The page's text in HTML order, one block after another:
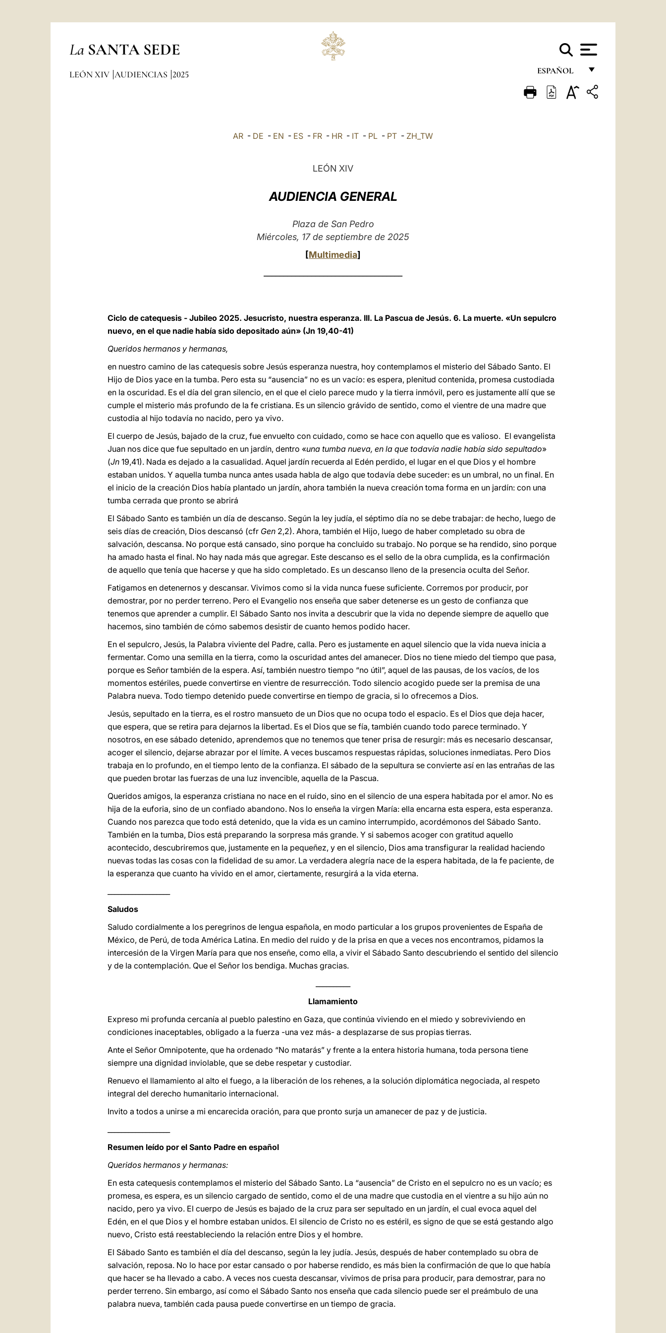
La SANTA SEDE
ESPAÑOL
FRANÇAIS
LEÓN XIV AUDIENCIAS 2025
AR - DE - EN - ES - FR - HR - IT - PL - PT - ZH_TW
LEÓN XIV
AUDIENCIA GENERAL
Plaza de San Pedro
Miércoles, 17 de septiembre de 2025
[Multimedia]
Ciclo de catequesis - Jubileo 2025. Jesucristo, nuestra esperanza. III. La Pascua de Jesús. 6. La muerte. «Un sepulcro
nuevo, en el que nadie había sido depositado aún» (Jn 19,40-41)
Queridos hermanos y hermanas,
en nuestro camino de las catequesis sobre Jesús esperanza nuestra, hoy contemplamos el misterio del Sábado Santo. El
Hijo de Dios yace en la tumba. Pero esta su “ausencia” no es un vacío: es espera, plenitud contenida, promesa custodiada
en la oscuridad. Es el día del gran silencio, en el que el cielo parece mudo y la tierra inmóvil, pero es justamente allí que se
cumple el misterio más profundo de la fe cristiana. Es un silencio grávido de sentido, como el vientre de una madre que
custodia al hijo todavía no nacido, pero ya vivo.
El cuerpo de Jesús, bajado de la cruz, fue envuelto con cuidado, como se hace con aquello que es valioso. El evangelista
Juan nos dice que fue sepultado en un jardín, dentro «una tumba nueva, en la que todavía nadie había sido sepultado»
(Jn 19,41). Nada es dejado a la casualidad. Aquel jardín recuerda al Edén perdido, el lugar en el que Dios y el hombre
estaban unidos. Y aquella tumba nunca antes usada habla de algo que todavía debe suceder: es un umbral, no un final. En
el inicio de la creación Dios había plantado un jardín, ahora también la nueva creación toma forma en un jardín: con una
tumba cerrada que pronto se abrirá
El Sábado Santo es también un día de descanso. Según la ley judía, el séptimo día no se debe trabajar: de hecho, luego de
seis días de creación, Dios descansó (cfr Gen 2,2). Ahora, también el Hijo, luego de haber completado su obra de
salvación, descansa. No porque está cansado, sino porque ha concluido su trabajo. No porque se ha rendido, sino porque
ha amado hasta el final. No hay nada más que agregar. Este descanso es el sello de la obra cumplida, es la confirmación
de aquello que tenía que hacerse y que ha sido completado. Es un descanso lleno de la presencia oculta del Señor.
Fatigamos en detenernos y descansar. Vivimos como si la vida nunca fuese suficiente. Corremos por producir, por
demostrar, por no perder terreno. Pero el Evangelio nos enseña que saber detenerse es un gesto de confianza que
tenemos que aprender a cumplir. El Sábado Santo nos invita a descubrir que la vida no depende siempre de aquello que
hacemos, sino también de cómo sabemos desistir de cuanto hemos podido hacer.
En el sepulcro, Jesús, la Palabra viviente del Padre, calla. Pero es justamente en aquel silencio que la vida nueva inicia a
fermentar. Como una semilla en la tierra, como la oscuridad antes del amanecer. Dios no tiene miedo del tiempo que pasa,
porque es Señor también de la espera. Así, también nuestro tiempo “no útil”, aquel de las pausas, de los vacíos, de los
momentos estériles, puede convertirse en vientre de resurrección. Todo silencio acogido puede ser la premisa de una
Palabra nueva. Todo tiempo detenido puede convertirse en tiempo de gracia, si lo ofrecemos a Dios.
Jesús, sepultado en la tierra, es el rostro mansueto de un Dios que no ocupa todo el espacio. Es el Dios que deja hacer,
que espera, que se retira para dejarnos la libertad. Es el Dios que se fía, también cuando todo parece terminado. Y
nosotros, en ese sábado detenido, aprendemos que no tenemos que tener prisa de resurgir: más es necesario descansar,
acoger el silencio, dejarse abrazar por el límite. A veces buscamos respuestas rápidas, soluciones inmediatas. Pero Dios
trabaja en lo profundo, en el tiempo lento de la confianza. El sábado de la sepultura se convierte así en las entrañas de las
que pueden brotar las fuerzas de una luz invencible, aquella de la Pascua.
Queridos amigos, la esperanza cristiana no nace en el ruido, sino en el silencio de una espera habitada por el amor. No es
hija de la euforia, sino de un confiado abandono. Nos lo enseña la virgen María: ella encarna esta espera, esta esperanza.
Cuando nos parezca que todo está detenido, que la vida es un camino interrumpido, acordémonos del Sábado Santo.
También en la tumba, Dios está preparando la sorpresa más grande. Y si sabemos acoger con gratitud aquello
acontecido, descubriremos que, justamente en la pequeñez, y en el silencio, Dios ama transfigurar la realidad haciendo
nuevas todas las cosas con la fidelidad de su amor. La verdadera alegría nace de la espera habitada, de la fe paciente, de
la esperanza que cuanto ha vivido en el amor, ciertamente, resurgirá a la vida eterna.
Saludos
Saludo cordialmente a los peregrinos de lengua española, en modo particular a los grupos provenientes de España de
México, de Perú, de toda América Latina. En medio del ruido y de la prisa en que a veces nos encontramos, pidamos la
intercesión de la Virgen María para que nos enseñe, como ella, a vivir el Sábado Santo descubriendo el sentido del silencio
y de la contemplación. Que el Señor los bendiga. Muchas gracias.
Llamamiento
Expreso mi profunda cercanía al pueblo palestino en Gaza, que continúa viviendo en el miedo y sobreviviendo en
condiciones inaceptables, obligado a la fuerza -una vez más- a desplazarse de sus propias tierras.
Ante el Señor Omnipotente, que ha ordenado “No matarás” y frente a la entera historia humana, toda persona tiene
siempre una dignidad inviolable, que se debe respetar y custodiar.
Renuevo el llamamiento al alto el fuego, a la liberación de los rehenes, a la solución diplomática negociada, al respeto
integral del derecho humanitario internacional.
Invito a todos a unirse a mi encarecida oración, para que pronto surja un amanecer de paz y de justicia.
Resumen leído por el Santo Padre en español
Queridos hermanos y hermanas:
En esta catequesis contemplamos el misterio del Sábado Santo. La “ausencia” de Cristo en el sepulcro no es un vacío; es
promesa, es espera, es un silencio cargado de sentido, como el de una madre que custodia en el vientre a su hijo aún no
nacido, pero ya vivo. El cuerpo de Jesús es bajado de la cruz para ser sepultado en un jardín, el cual evoca aquel del
Edén, en el que Dios y el hombre estaban unidos. El silencio de Cristo no es estéril, es signo de que se está gestando algo
nuevo, Cristo está reestableciendo la relación entre Dios y el hombre.
El Sábado Santo es también el día del descanso, según la ley judía. Jesús, después de haber contemplado su obra de
salvación, reposa. No lo hace por estar cansado o por haberse rendido, es más bien la confirmación de que lo que había
que hacer se ha llevado a cabo. A veces nos cuesta descansar, vivimos de prisa para producir, para demostrar, para no
perder terreno. Sin embargo, así como el Sábado Santo nos enseña que cada silencio puede ser el preámbulo de una
palabra nueva, también cada pausa puede convertirse en un tiempo de gracia.